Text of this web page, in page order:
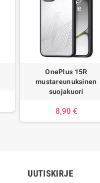
OnePlus 15R
mustareunuksinen
suojakuori
8,90 €
UUTISKIRJE